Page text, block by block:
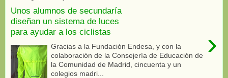
Unos alumnos de secundaría
diseñan un sistema de luces
para ayudar a los ciclistas
›
Gracias a la Fundación Endesa, y con la
colaboración de la Consejería de Educación de
la Comunidad de Madrid, cincuenta y un
colegios madri...